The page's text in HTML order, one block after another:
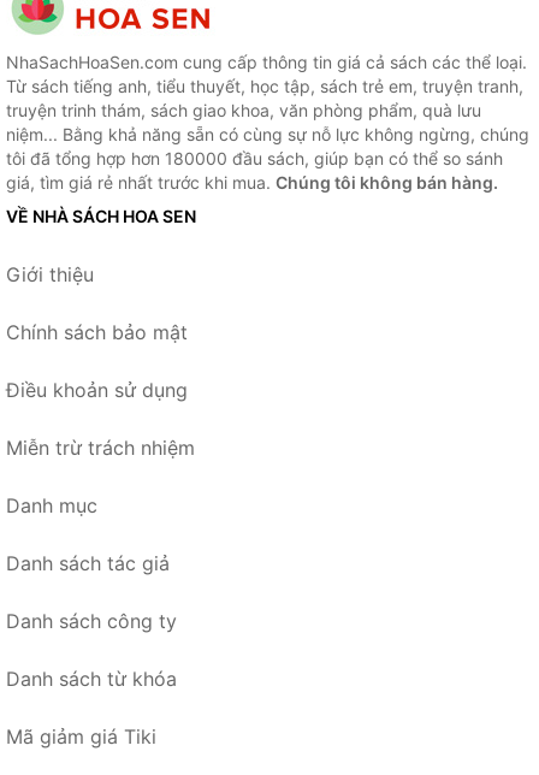
NhaSachHoaSen.com cung cấp thông tin giá cả sách các thể loại.
Từ sách tiếng anh, tiểu thuyết, học tập, sách trẻ em, truyện tranh,
truyện trinh thám, sách giao khoa, văn phòng phẩm, quà lưu
niệm... Bằng khả năng sẵn có cùng sự nỗ lực không ngừng, chúng
tôi đã tổng hợp hơn 180000 đầu sách, giúp bạn có thể so sánh
giá, tìm giá rẻ nhất trước khi mua. Chúng tôi không bán hàng.
VỀ NHÀ SÁCH HOA SEN
Giới thiệu
Chính sách bảo mật
Điều khoản sử dụng
Miễn trừ trách nhiệm
Danh mục
Danh sách tác giả
Danh sách công ty
Danh sách từ khóa
Mã giảm giá Tiki